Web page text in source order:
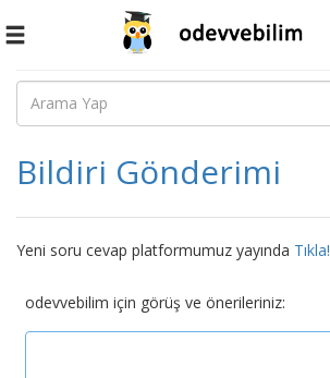
Toggle
Bildiri Gönderimi
Yeni soru cevap platformumuz yayında Tıkla!
odevvebilim için görüş ve önerileriniz: